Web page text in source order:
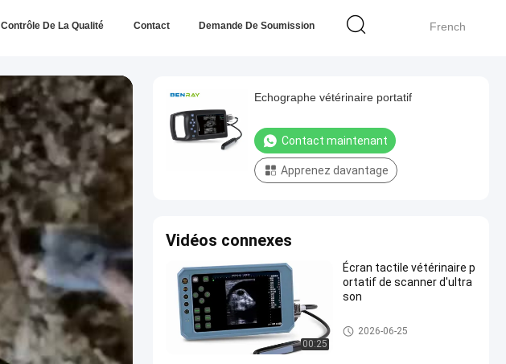
French
Contrôle De La Qualité Contact Demande De Soumission
Echographe vétérinaire portatif
Contact maintenant
Apprenez davantage
Vidéos connexes
00:25
Écran tactile vétérinaire p
ortatif de scanner d'ultra
son
Machine portative d'ultrason
2026-06-25